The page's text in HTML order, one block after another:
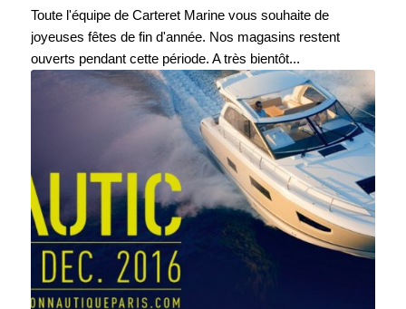
Toute l'équipe de Carteret Marine vous souhaite de
joyeuses fêtes de fin d'année. Nos magasins restent
ouverts pendant cette période. A très bientôt...